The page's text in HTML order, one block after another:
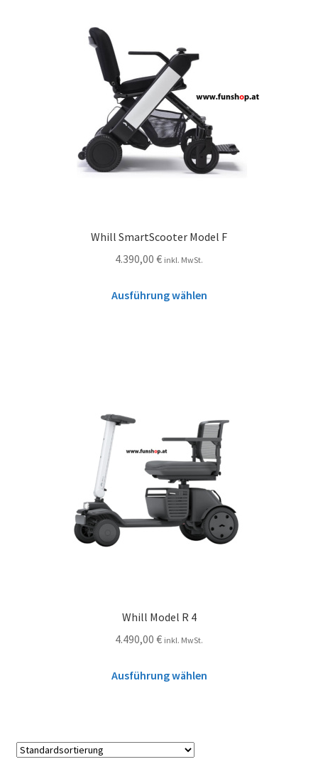
Whill SmartScooter Model F
4.390,00 € inkl. MwSt.
Ausführung wählen
Whill Model R 4
4.490,00 € inkl. MwSt.
Ausführung wählen